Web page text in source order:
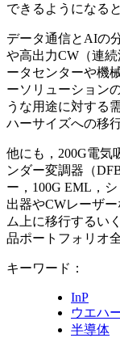
できるようになる
データ通信とAIの
や高出力CW（連
ータセンターや機
ーソリューション
うな用途に対する
ハーサイズへの移
他にも，200G電気
ンダー変調器（
ー，100G EML，
出器やCWレーザ
ム上に移行するい
品ポートフォリオ
キーワード：
InP
ウエハ
半導体